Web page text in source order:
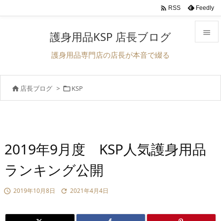


検索
 RSS Feedly
護身用品KSP 店長ブログ
護身用品専門店の店長が本音で綴る
 店長ブログ > KSP
2019年9月度 KSP人気護身用品
ランキング公開
 2019年10月8日  2021年4月4日